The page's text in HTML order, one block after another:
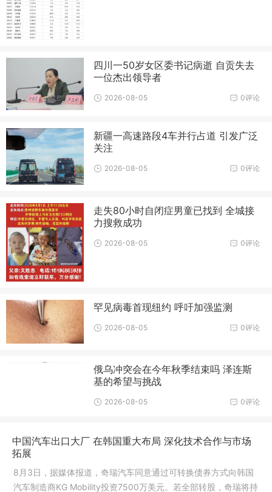
四川一50岁女区委书记病逝 自贡失去
一位杰出领导者
0评论
2026-08-05
新疆一高速路段4车并行占道 引发广泛
关注
0评论
2026-08-05
走失80小时自闭症男童已找到 全城接
力搜救成功
0评论
2026-08-05
罕见病毒首现纽约 呼吁加强监测
0评论
2026-08-05
俄乌冲突会在今年秋季结束吗 泽连斯
基的希望与挑战
0评论
2026-08-05
中国汽车出口大厂 在韩国重大布局 深化技术合作与市场
拓展
8月3日，据媒体报道，奇瑞汽车同意通过可转换债券方式向韩国
汽车制造商KG Mobility投资7500万美元。若全部转股，奇瑞将持